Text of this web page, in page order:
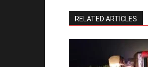
RELATED ARTICLES